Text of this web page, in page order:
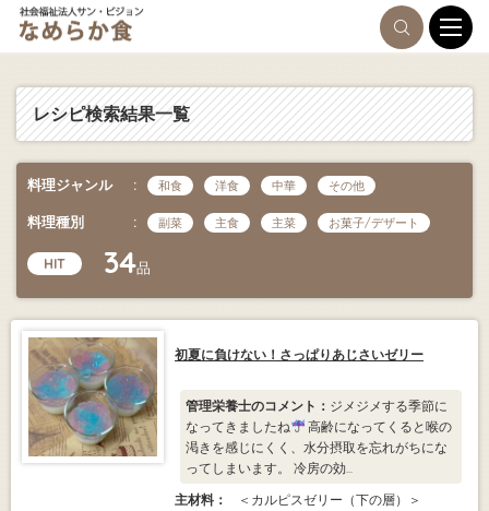
レシピ検索結果一覧
料理ジャンル 和食 洋食 中華 その他
料理種別 副菜 主食 主菜 お菓子/デザート
HIT 34品
初夏に負けない！さっぱりあじさいゼリー
管理栄養士のコメント： ジメジメする季節に
なってきましたね
高齢になってくると喉の
渇きを感じにくく、水分摂取を忘れがちにな
ってしまいます。 冷房の効...
主材料：
＜カルピスゼリー（下の層）＞